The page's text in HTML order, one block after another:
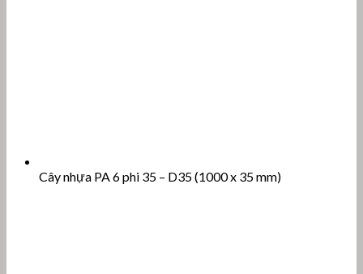
Cây nhựa PA 6 phi 35 – D35 (1000 x 35 mm)